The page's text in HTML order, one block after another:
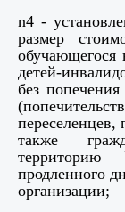
n4 -
размер
обучающегося
детей-
без
также
территорию
продленного
организации;